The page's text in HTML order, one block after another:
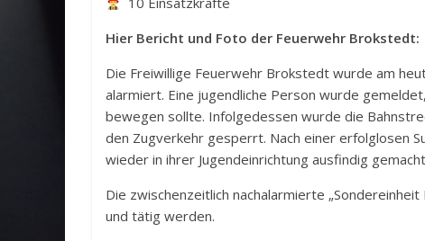
Hier Bericht und Foto der Feuerwehr Brokstedt:
Die Freiwillige Feuerwehr Brokstedt wurde am
alarmiert. Eine jugendliche Person wurde
bewegen sollte. Infolgedessen wurde die
den Zugverkehr gesperrt. Nach einer erfolglosen
wieder in ihrer Jugendeinrichtung ausfindig
Die zwischenzeitlich nachalarmierte
und tätig werden.